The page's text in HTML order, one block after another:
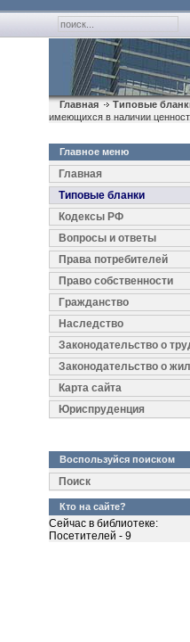
Главная Типовые
имеющихся в наличии
Главное меню
Главная
Типовые бланки
Кодексы РФ
Вопросы и ответы
Права потребителей
Право собственности
Гражданство
Наследство
Законодательство о
Законодательство о
Карта сайта
Юриспруденция
Воспользуйся поиском
Поиск
Кто на сайте?
Сейчас в библиотеке:
Посетителей - 9